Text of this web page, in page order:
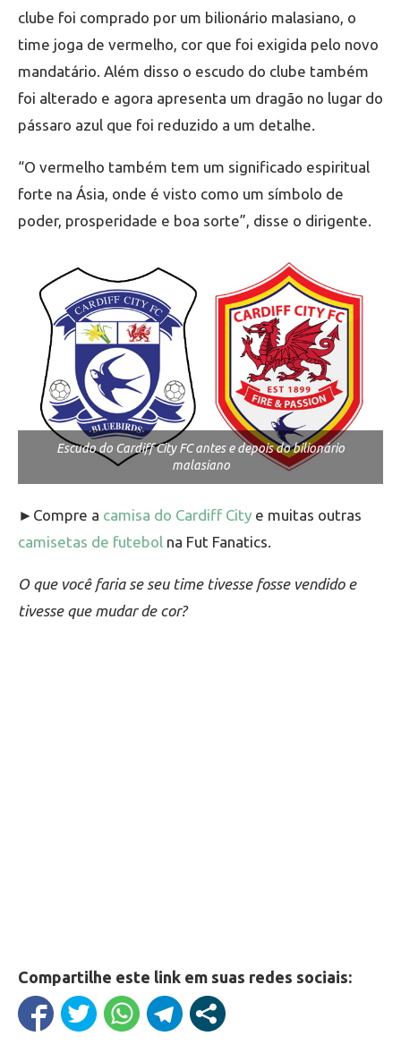
clube foi comprado por um bilionário malasiano, o
time joga de vermelho, cor que foi exigida pelo novo
mandatário. Além disso o escudo do clube também
foi alterado e agora apresenta um dragão no lugar do
pássaro azul que foi reduzido a um detalhe.
“O vermelho também tem um significado espiritual
forte na Ásia, onde é visto como um símbolo de
poder, prosperidade e boa sorte”, disse o dirigente.
Escudo do Cardiff City FC antes e depois do bilionário
malasiano
►Compre a camisa do Cardiff City e muitas outras
camisetas de futebol na Fut Fanatics.
O que você faria se seu time tivesse fosse vendido e
tivesse que mudar de cor?
Compartilhe este link em suas redes sociais: